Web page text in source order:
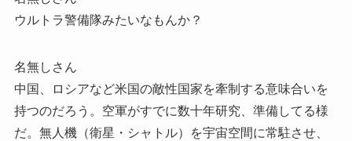
ウルトラ警備隊みたいなもんか？
名無しさん
中国、ロシアなど米国の敵性国家を牽制する意味合いを
持つのだろう。空軍がすでに数十年研究、準備してる様
だ。無人機（衛星・シャトル）を宇宙空間に常駐させ、